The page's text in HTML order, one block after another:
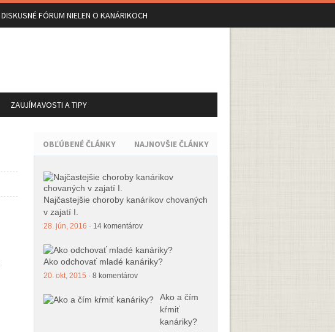
DISKUSNÉ FÓRUM NIELEN O KANÁRIKOCH
ZAUJÍMAVOSTI A TIPY
OBĽÚBENÉ ČLÁNKY NAJNOVŠIE ČLÁNKY
Najčastejšie choroby kanárikov chovaných
v zajatí I.
28. jún, 2016 · 14 komentárov
Ako odchovať mladé kanáriky?
20. okt, 2015 · 8 komentárov
Ako a čím
kŕmiť
kanáriky?